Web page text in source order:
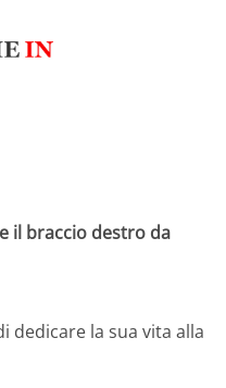
il braccio destro da
dedicare la sua vita alla